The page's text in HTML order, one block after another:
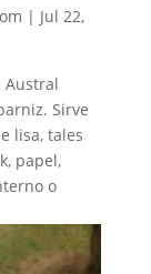
| Jul 22,
Austral
Sirve
lisa, tales
papel,
o